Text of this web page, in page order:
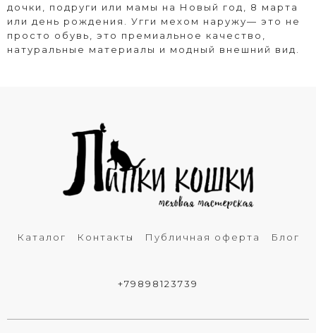
дочки, подруги или мамы на Новый год, 8 марта
или день рождения. Угги мехом наружу— это не
просто обувь, это премиальное качество,
натуральные материалы и модный внешний вид.
Каталог Контакты Публичная оферта Блог
+79898123739